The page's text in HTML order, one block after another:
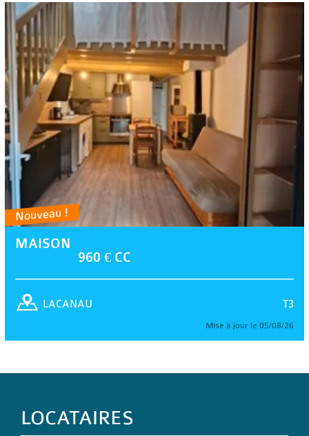
Nouveau !
MAISON
960 € CC
T3
LACANAU
Mise à jour le 05/08/26
LOCATAIRES